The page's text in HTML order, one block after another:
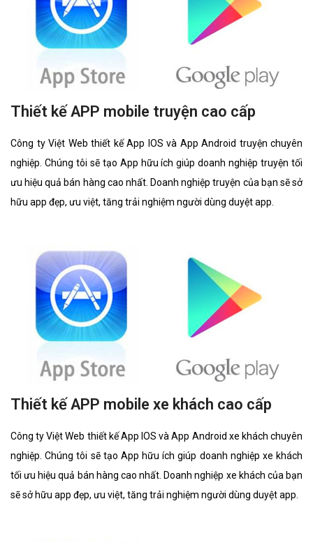
Thiết kế APP mobile truyện cao cấp
Công ty Việt Web thiết kế App IOS và App Android truyện chuyên
nghiệp. Chúng tôi sẽ tạo App hữu ích giúp doanh nghiệp truyện tối
ưu hiệu quả bán hàng cao nhất. Doanh nghiệp truyện của bạn sẽ sở
hữu app đẹp, ưu việt, tăng trải nghiệm người dùng duyệt app.
Thiết kế APP mobile xe khách cao cấp
Công ty Việt Web thiết kế App IOS và App Android xe khách chuyên
nghiệp. Chúng tôi sẽ tạo App hữu ích giúp doanh nghiệp xe khách
tối ưu hiệu quả bán hàng cao nhất. Doanh nghiệp xe khách của bạn
sẽ sở hữu app đẹp, ưu việt, tăng trải nghiệm người dùng duyệt app.